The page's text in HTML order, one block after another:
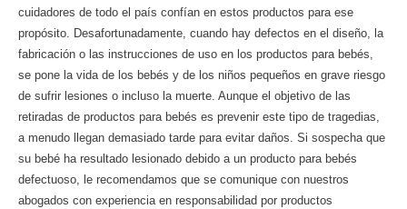
cuidadores de todo el país confían en estos productos para ese
propósito. Desafortunadamente, cuando hay defectos en el diseño, la
fabricación o las instrucciones de uso en los productos para bebés,
se pone la vida de los bebés y de los niños pequeños en grave riesgo
de sufrir lesiones o incluso la muerte. Aunque el objetivo de las
retiradas de productos para bebés es prevenir este tipo de tragedias,
a menudo llegan demasiado tarde para evitar daños. Si sospecha que
su bebé ha resultado lesionado debido a un producto para bebés
defectuoso, le recomendamos que se comunique con nuestros
abogados con experiencia en responsabilidad por productos